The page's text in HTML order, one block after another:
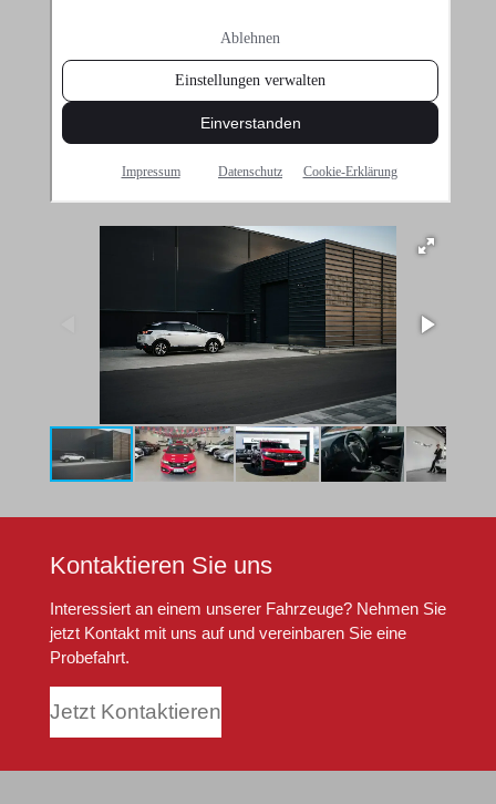
Kontaktieren Sie uns
Interessiert an einem unserer Fahrzeuge? Nehmen Sie
jetzt Kontakt mit uns auf und vereinbaren Sie eine
Probefahrt.
Jetzt Kontaktieren